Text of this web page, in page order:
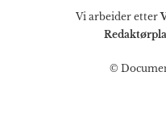
Vi arbeider etter
©